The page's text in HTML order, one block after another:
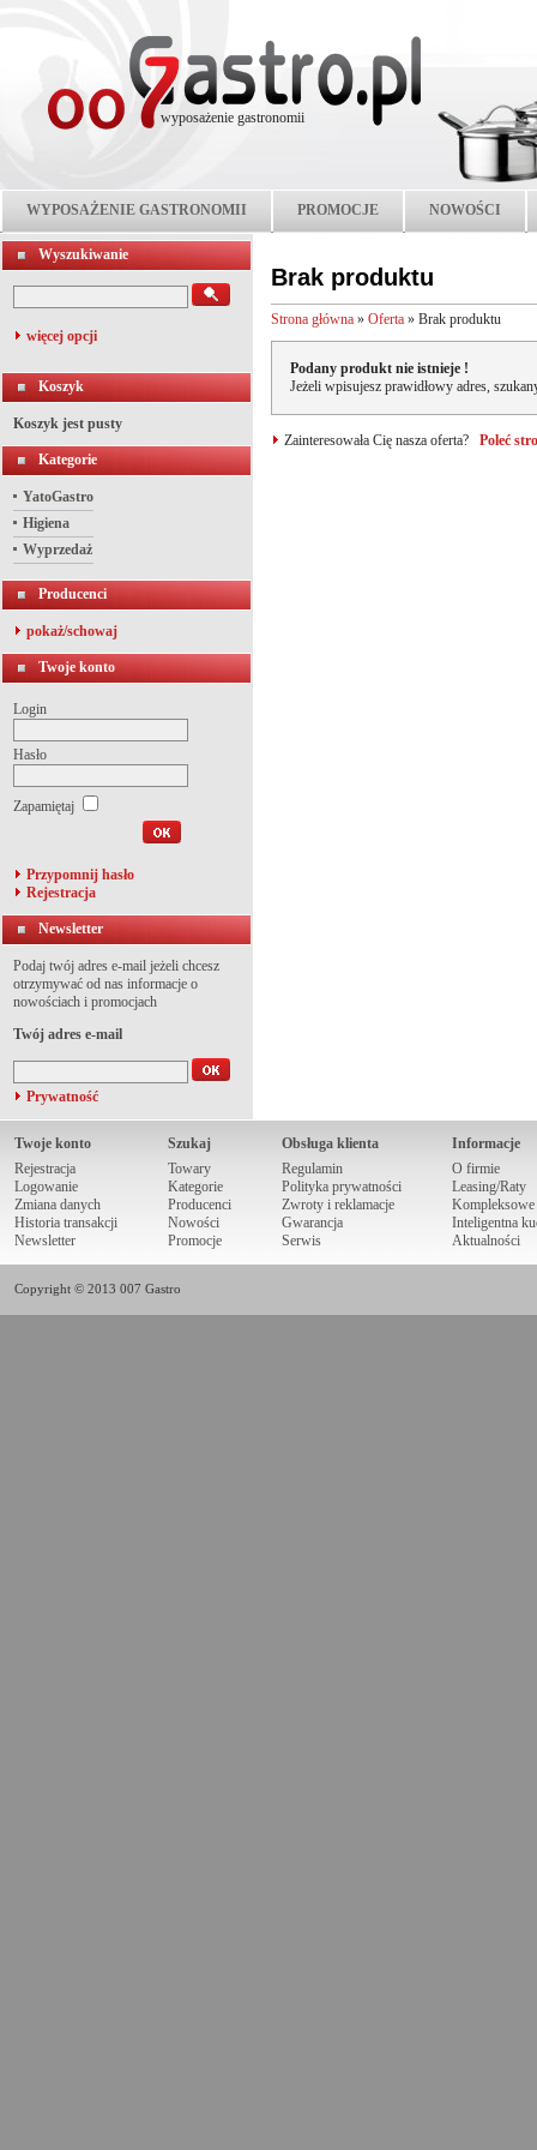
wyposażenie gastronomii
WYPOSAŻENIE GASTRONOMII PROMOCJE NOWOŚCI
Wyszukiwanie
więcej opcji
Koszyk
Koszyk jest pusty
Kategorie
YatoGastro
Higiena
Wyprzedaż
Producenci
pokaż/schowaj
Twoje konto
Login
Hasło
Zapamiętaj
Przypomnij hasło
Rejestracja
Newsletter
Podaj twój adres e-mail jeżeli chcesz
otrzymywać od nas informacje o
nowościach i promocjach
Twój adres e-mail
Prywatność
Brak produktu
Strona główna » Oferta » Brak produktu
Podany produkt nie istnieje !
Jeżeli wpisujesz prawidłowy adres,
Zainteresowała Cię nasza oferta? Poleć
Twoje konto
Rejestracja
Logowanie
Zmiana danych
Historia transakcji
Newsletter
Szukaj
Towary
Kategorie
Producenci
Nowości
Promocje
Obsługa klienta
Regulamin
Polityka prywatności
Zwroty i reklamacje
Gwarancja
Serwis
Informacje
O firmie
Leasing/Raty
Kompleksowe
Inteligentna
Aktualności
Copyright © 2013 007 Gastro